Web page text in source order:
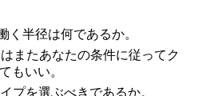
く半径は何であるか。
またあなたの条件に従ってク
もいい。
プを選ぶべきであるか。